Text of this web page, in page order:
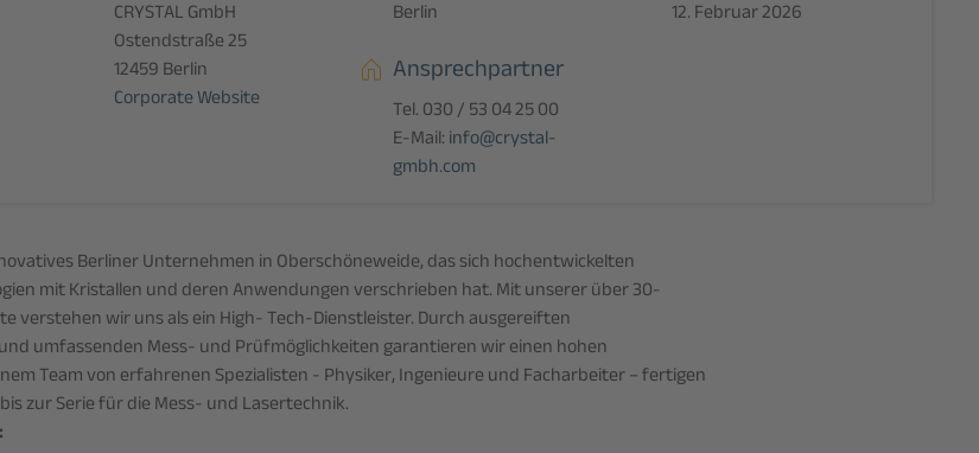
CRYSTAL GmbH
Ostendstraße 25
12459 Berlin
Corporate Website
Berlin
Ansprechpartner
Tel. 030 / 53 04 25 00
E-Mail:info@crystal-
gmbh.com
12. Februar 2026
Berliner Unternehmen in Oberschöneweide, das sich hochentwickelten
mit Kristallen und deren Anwendungen verschrieben hat. Mit unserer über 30-
verstehen wir uns als ein High- Tech-Dienstleister. Durch ausgereiften
umfassenden Mess- und Prüfmöglichkeiten garantieren wir einen hohen
Team von erfahrenen Spezialisten - Physiker, Ingenieure und Facharbeiter – fertigen
zur Serie für die Mess- und Lasertechnik.